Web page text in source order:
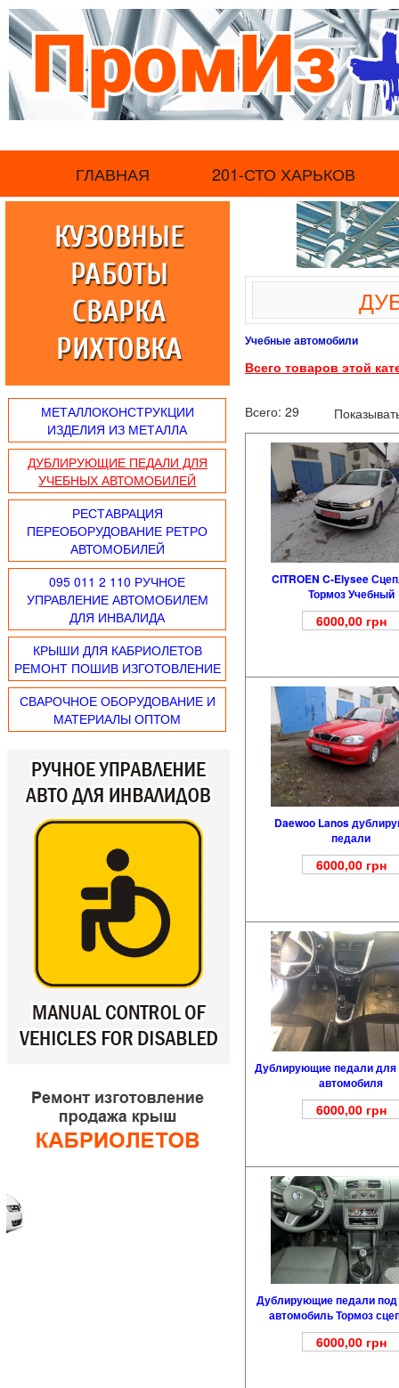
.
ГЛАВНАЯ 201-СТО ХАРЬКОВ
МЕТАЛЛОКОНСТРУКЦИИ
ИЗДЕЛИЯ ИЗ МЕТАЛЛА
ДУБЛИРУЮЩИЕ ПЕДАЛИ ДЛЯ
УЧЕБНЫХ АВТОМОБИЛЕЙ
РЕСТАВРАЦИЯ
ПЕРЕОБОРУДОВАНИЕ РЕТРО
АВТОМОБИЛЕЙ
095 011 2 110 РУЧНОЕ
УПРАВЛЕНИЕ АВТОМОБИЛЕМ
ДЛЯ ИНВАЛИДА
КРЫШИ ДЛЯ КАБРИОЛЕТОВ
РЕМОНТ ПОШИВ ИЗГОТОВЛЕНИЕ
СВАРОЧНОЕ ОБОРУДОВАНИЕ И
МАТЕРИАЛЫ ОПТОМ
Учебные автомобили
Всего товаров этой
Всего: 29
CITROEN C-Elysee
Тормоз Учебный
6000,00 грн
Daewoo Lanos
педали
6000,00 грн
Дублирующие педали для
автомобиля
6000,00 грн
Дублирующие педали
автомобиль Тормоз
6000,00 грн